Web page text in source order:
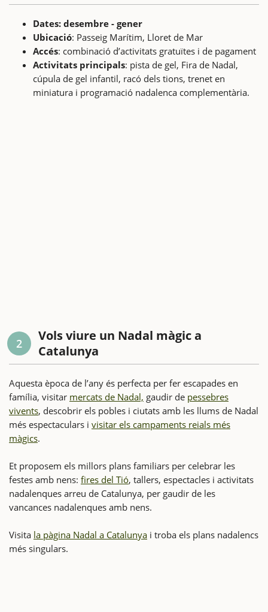
Dates: desembre - gener
Ubicació: Passeig Marítim, Lloret de Mar
Accés: combinació d’activitats gratuïtes i de pagament
Activitats principals: pista de gel, Fira de Nadal,
cúpula de gel infantil, racó dels tions, trenet en
miniatura i programació nadalenca complementària.
2
Vols viure un Nadal màgic a
Catalunya
Aquesta època de l’any és perfecta per fer escapades en
família, visitar mercats de Nadal, gaudir de pessebres
vivents, descobrir els pobles i ciutats amb les llums de Nadal
més espectaculars i visitar els campaments reials més
màgics.
Et proposem els millors plans familiars per celebrar les
festes amb nens: fires del Tió, tallers, espectacles i activitats
nadalenques arreu de Catalunya, per gaudir de les
vancances nadalenques amb nens.
Visita la pàgina Nadal a Catalunya i troba els plans nadalencs
més singulars.